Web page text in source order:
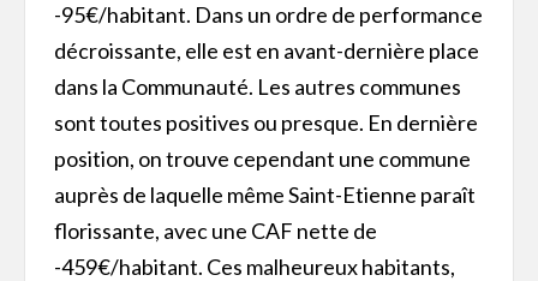
-95€/habitant. Dans un ordre de performance
décroissante, elle est en avant-dernière place
dans la Communauté. Les autres communes
sont toutes positives ou presque. En dernière
position, on trouve cependant une commune
auprès de laquelle même Saint-Etienne paraît
florissante, avec une CAF nette de
-459€/habitant. Ces malheureux habitants,